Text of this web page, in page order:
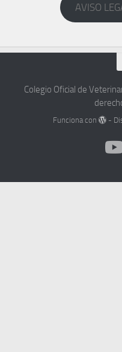
AVISO
Colegio Oficial de
Funciona con -